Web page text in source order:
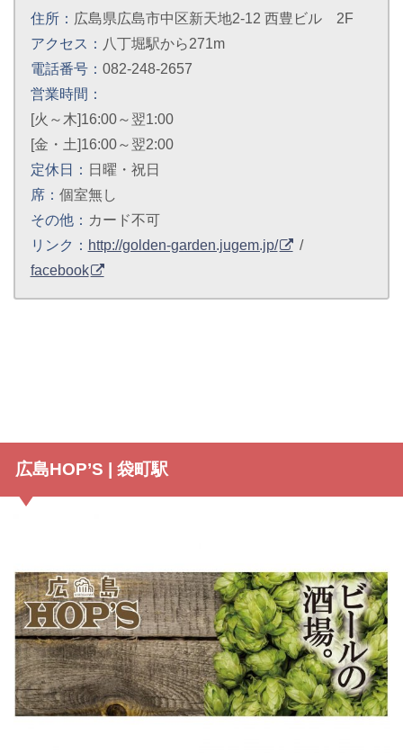
住所： 広島県広島市中区新天地2-12 西豊ビル 2F
アクセス： 八丁堀駅から271m
電話番号： 082-248-2657
営業時間：
[火～木]16:00～翌1:00
[金・土]16:00～翌2:00
定休日： 日曜・祝日
席： 個室無し
その他： カード不可
リンク： http://golden-garden.jugem.jp/
/
facebook
広島HOP’S | 袋町駅